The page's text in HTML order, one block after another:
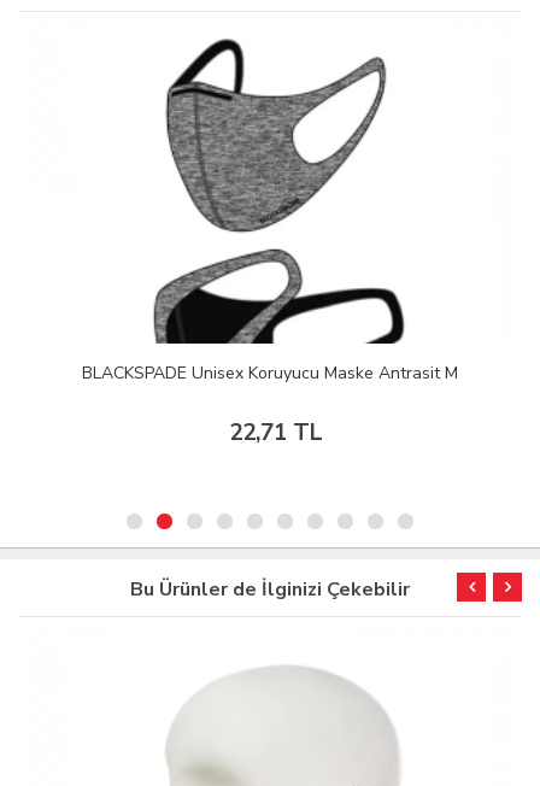
BLACKSPADE Unisex Koruyucu Maske Antrasit M
22,71 TL
Bu Ürünler de İlginizi Çekebilir